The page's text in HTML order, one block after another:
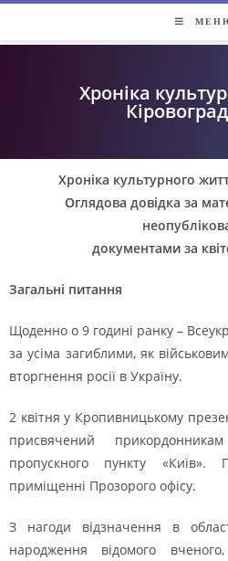
Хроніка
Хроніка культурного
Оглядова довідка за
документами за
Загальні питання
Щоденно о 9 годині ранку –
за усіма загиблими, як
вторгнення росії в Україну.
2 квітня у Кропивницькому
присвячений
пропускного пункту «Київ».
приміщенні Прозорого офісу.
З нагоди відзначення в
народження відомого